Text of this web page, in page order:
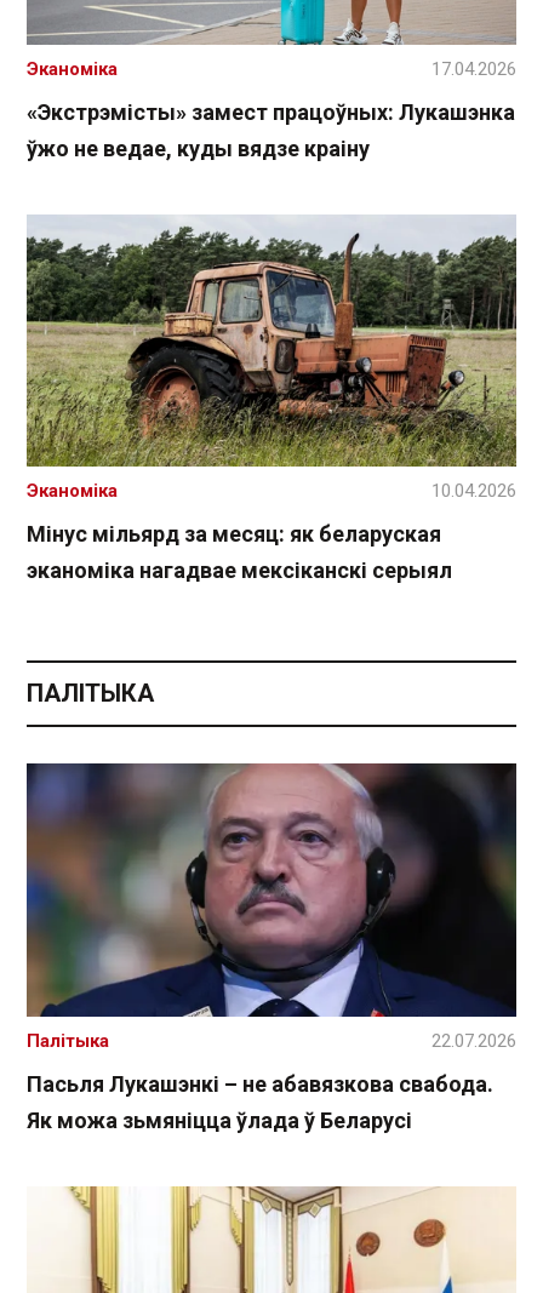
«Экстрэмісты» замест працоўных: Лукашэнка
ўжо не ведае, куды вядзе краіну
Эканоміка 17.04.2026
Мінус мільярд за месяц: як беларуская
эканоміка нагадвае мексіканскі серыял
Эканоміка 10.04.2026
ПАЛІТЫКА
Пасьля Лукашэнкі – не абавязкова свабода.
Як можа зьмяніцца ўлада ў Беларусі
Палітыка 22.07.2026